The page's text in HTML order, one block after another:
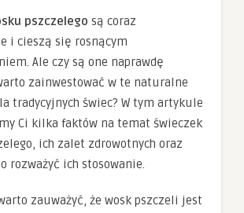
pszczelego są coraz
i cieszą się rosnącym
Ale czy są one naprawdę
zainwestować w te naturalne
tradycyjnych świec? W tym artykule
Ci kilka faktów na temat świeczek
ich zalet zdrowotnych oraz
rozważyć ich stosowanie.
zauważyć, że wosk pszczeli jest